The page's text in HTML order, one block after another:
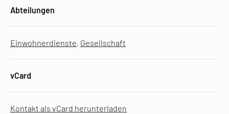
Abteilungen
Einwohnerdienste, Gesellschaft
vCard
Kontakt als vCard herunterladen